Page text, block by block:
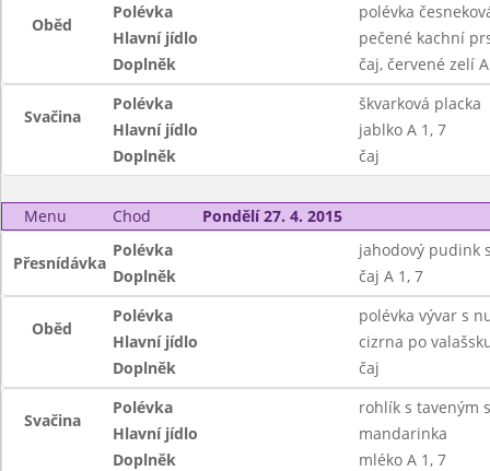
Oběd
Polévka
polévka
Hlavní jídlo
pečené kachní
Doplněk
čaj, červené zelí
Svačina
Polévka
škvarková placka
Hlavní jídlo
jablko A 1, 7
Doplněk
čaj
Menu Chod Pondělí 27. 4. 2015
Přesnídávka
Polévka
jahodový pudink
Doplněk
čaj A 1, 7
Oběd
Polévka
polévka vývar s
Hlavní jídlo
cizrna po
Doplněk
čaj
Svačina
Polévka
rohlík s taveným
Hlavní jídlo
mandarinka
Doplněk
mléko A 1, 7